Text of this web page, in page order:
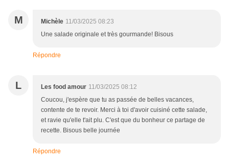
M Michèle 11/03/2025 08:23
Une salade originale et très gourmande! Bisous
Répondre
L Les food amour 11/03/2025 08:12
Coucou, j'espère que tu as passée de belles vacances,
contente de te revoir. Merci à toi d'avoir cuisiné cette salade,
et ravie qu'elle t'ait plu. C'est que du bonheur ce partage de
recette. Bisous belle journée
Répondre